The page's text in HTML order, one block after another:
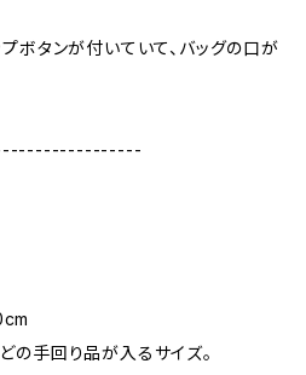
ボタンが付いていて、バッグの口が
手回り品が入るサイズ。